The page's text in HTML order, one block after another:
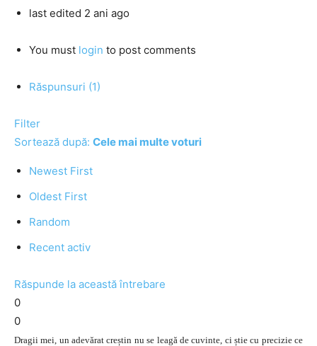
last edited 2 ani ago
You must login to post comments
Răspunsuri (1)
Filter
Sortează după: Cele mai multe voturi
Newest First
Oldest First
Random
Recent activ
Răspunde la această întrebare
0
0
Dragii mei, un adevărat creștin nu se leagă de cuvinte, ci știe cu precizie ce